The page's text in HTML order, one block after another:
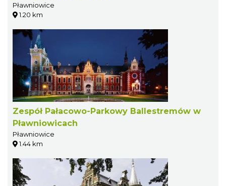
Pławniowice
1.20 km
Zespół Pałacowo-Parkowy Ballestremów w
Pławniowicach
Pławniowice
1.44 km